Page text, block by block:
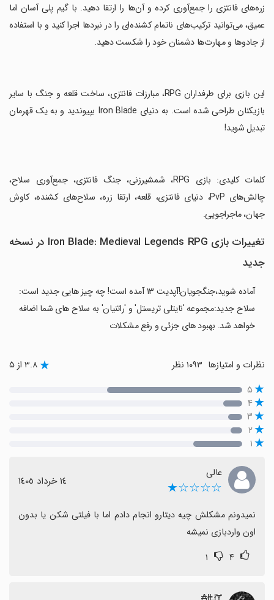
زره‌های فانتزی را جمع‌آوری کرده و آن‌ها را ارتقا دهید. با گیم پلی آسان اما
عمیق، می‌توانید ترکیب‌های ناتمام کشنده‌ای را در نبردها اجرا کنید و با استفاده
از جادوها و مهارت‌ها دشمنان خود را شکست دهید.
‏این بازی برای طرفداران RPG، مبارزات فانتزی، ساخت قلعه و جنگ با سایر
بازیکنان طراحی شده است. به دنیای Iron Blade بپیوندید و به یک قهرمان
تبدیل شوید!
‏کلمات کلیدی: بازی RPG، شمشیرزنی، جنگ فانتزی، جمع‌آوری سلاح،
چالش‌های PvP، دنیای فانتزی، قلعه، ارتقا زره، سلاح‌های کشنده، کاوش
جهان، ماجراجویی.
تغییرات بازی Iron Blade: Medieval Legends RPG در نسخه
جدید
آماده شوید،جنگجویان!آپدیت ۱۳ آمده است! چه چیز هایی جدید است:
سلاح جدید:مجموعه 'نایتلی تریستل' و 'راتنیان' به سلاح های شما اضافه
خواهد شد. بهبود های جزئی و رفع مشکلات
نظرات و امتیازها ۳.۸ از ۵
۵
۴
۳
۲
۱
عالی
☆☆☆☆★ ١٤ خرداد ١٤٠٥
اون واردبازی نمیشه
۴ ۱